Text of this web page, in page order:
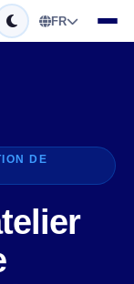
FR
DE